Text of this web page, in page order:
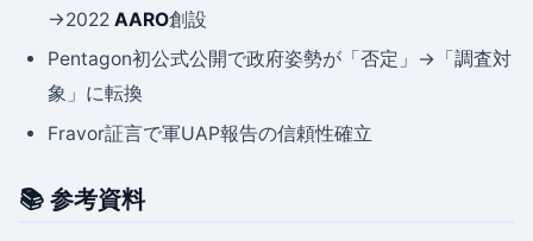
→2022 AARO創設
Pentagon初公式公開で政府姿勢が「否定」→「調査対
象」に転換
Fravor証言で軍UAP報告の信頼性確立
📚 参考資料